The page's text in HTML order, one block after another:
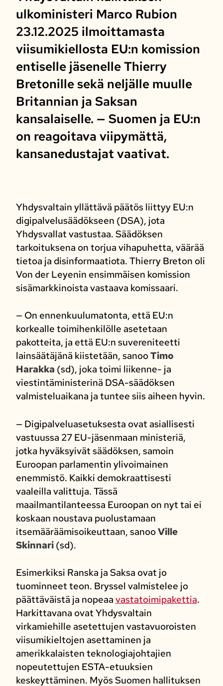
ulkoministeri Marco Rubion
23.12.2025 ilmoittamasta
viisumikiellosta EU:n komission
entiselle jäsenelle Thierry
Bretonille sekä neljälle muulle
Britannian ja Saksan
kansalaiselle. — Suomen ja EU:n
on reagoitava viipymättä,
kansanedustajat vaativat.
Yhdysvaltain yllättävä päätös liittyy EU:n
digipalvelusäädökseen (DSA), jota
Yhdysvallat vastustaa. Säädöksen
tarkoituksena on torjua vihapuhetta, väärää
tietoa ja disinformaatiota. Thierry Breton oli
Von der Leyenin ensimmäisen komission
sisämarkkinoista vastaava komissaari.
— On ennenkuulumatonta, että EU:n
korkealle toimihenkilölle asetetaan
pakotteita, ja että EU:n suvereniteetti
lainsäätäjänä kiistetään, sanooTimo
Harakka (sd), joka toimi liikenne- ja
viestintäministerinä DSA-säädöksen
valmisteluaikana ja tuntee siis aiheen hyvin.
— Digipalveluasetuksesta ovat asiallisesti
vastuussa 27 EU-jäsenmaan ministeriä,
jotka hyväksyivät säädöksen, samoin
Euroopan parlamentin ylivoimainen
enemmistö. Kaikki demokraattisesti
vaaleilla valittuja. Tässä
maailmantilanteessa Euroopan on nyt tai ei
koskaan noustava puolustamaan
itsemääräämisoikeuttaan, sanooVille
Skinnari (sd).
Esimerkiksi Ranska ja Saksa ovat jo
tuominneet teon. Bryssel valmistelee jo
päättäväistä ja nopeaa vastatoimipakettia.
Harkittavana ovat Yhdysvaltain
virkamiehille asetettujen vastavuoroisten
viisumikieltojen asettaminen ja
amerikkalaisten teknologiajohtajien
nopeutettujen ESTA-etuuksien
keskeyttäminen. Myös Suomen hallituksen